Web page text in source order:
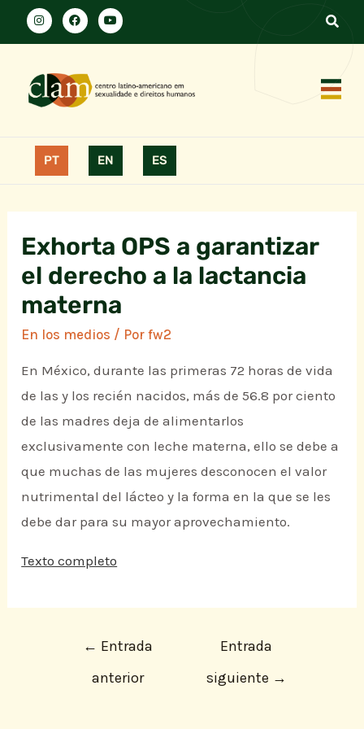
PT EN ES
Exhorta OPS a garantizar
el derecho a la lactancia
materna
En los medios / Porfw2
En México, durante las primeras 72 horas de vida
de las y los recién nacidos, más de 56.8 por ciento
de las madres deja de alimentarlos
exclusivamente con leche materna, ello se debe a
que muchas de las mujeres desconocen el valor
nutrimental del lácteo y la forma en la que se les
debe dar para su mayor aprovechamiento.
Texto completo
← Entrada
anterior
Entrada
siguiente →